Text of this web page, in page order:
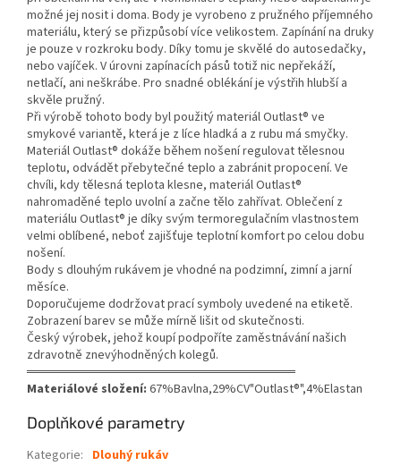
možné jej nosit i doma. Body je vyrobeno z pružného příjemného
materiálu, který se přizpůsobí více velikostem. Zapínání na druky
je pouze v rozkroku body. Díky tomu je skvělé do autosedačky,
nebo vajíček. V úrovni zapínacích pásů totiž nic nepřekáží,
netlačí, ani neškrábe. Pro snadné oblékání je výstřih hlubší a
skvěle pružný.
Při výrobě tohoto body byl použitý materiál Outlast® ve
smykové variantě, která je z líce hladká a z rubu má smyčky.
Materiál Outlast® dokáže během nošení regulovat tělesnou
teplotu, odvádět přebytečné teplo a zabránit propocení. Ve
chvíli, kdy tělesná teplota klesne, materiál Outlast®
nahromaděné teplo uvolní a začne tělo zahřívat. Oblečení z
materiálu Outlast® je díky svým termoregulačním vlastnostem
velmi oblíbené, neboť zajišťuje teplotní komfort po celou dobu
nošení.
Body s dlouhým rukávem je vhodné na podzimní, zimní a jarní
měsíce.
Doporučujeme dodržovat prací symboly uvedené na etiketě.
Zobrazení barev se může mírně lišit od skutečnosti.
Český výrobek, jehož koupí podpoříte zaměstnávání našich
zdravotně znevýhodněných kolegů.
══════════════════════════════
Materiálové složení: 67%Bavlna,29%CV"Outlast®",4%Elastan
Doplňkové parametry
Kategorie: Dlouhý rukáv